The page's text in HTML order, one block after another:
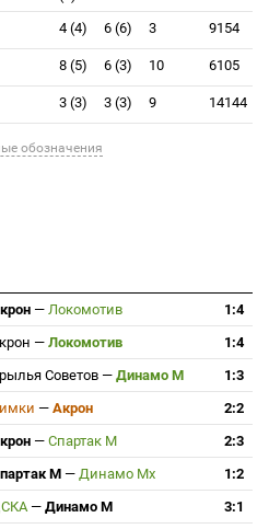
4 (4) 6 (6) 3 9154
8 (5) 6 (3) 10 6105
3 (3) 3 (3) 9 14144
обозначения
— Локомотив
1:4
— Локомотив
1:4
Советов — Динамо М
1:3
— Акрон
2:2
— Спартак М
2:3
М — Динамо Мх
1:2
— Динамо М
3:1